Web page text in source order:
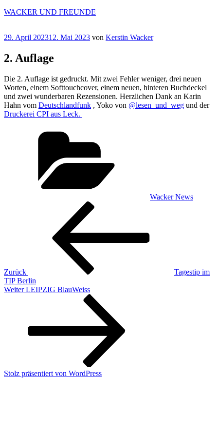
Zum
WACKER UND FREUNDE
Veröffentlicht
29. April 202312. Mai 2023 von Kerstin Wacker
2. Auflage
Die 2. Auflage ist gedruckt. Mit zwei Fehler weniger, drei neuen
Worten, einem Softtouchcover, einem neuen, hinteren Buchdeckel
und zwei wunderbaren Rezensionen. Herzlichen Dank an Karin
Hahn vom Deutschlandfunk , Yoko von @lesen_und_weg und der
Druckerei CPI aus Leck.
Wacker News
Beitragsnavigation
Zurück
Tagestip im
TIP Berlin
Nächster
Weiter LEIPZIG BlauWeiss
Stolz präsentiert von WordPress